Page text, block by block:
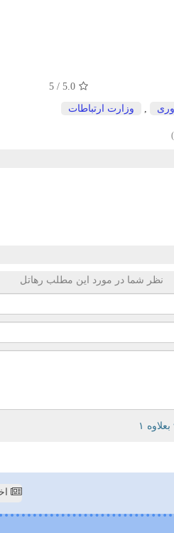
5.0
/
5
وزارت ارتباطات
نظر شما در مورد این مطلب رهاتل